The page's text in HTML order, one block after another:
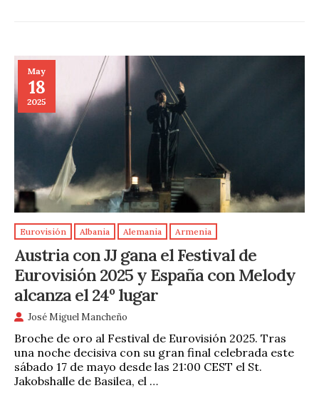
May
18
2025
Eurovisión Albania Alemania Armenia
Austria con JJ gana el Festival de
Eurovisión 2025 y España con Melody
alcanza el 24º lugar
José Miguel Mancheño
Broche de oro al Festival de Eurovisión 2025. Tras
una noche decisiva con su gran final celebrada este
sábado 17 de mayo desde las 21:00 CEST el St.
Jakobshalle de Basilea, el …